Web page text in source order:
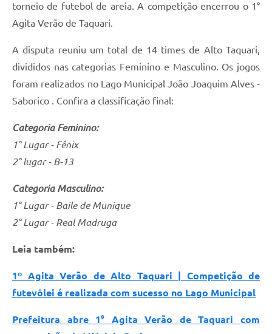
torneio de futebol de areia. A competição encerrou o 1°
Agita Verão de Taquari.
A disputa reuniu um total de 14 times de Alto Taquari,
divididos nas categorias Feminino e Masculino. Os jogos
foram realizados no Lago Municipal João Joaquim Alves -
Saborico . Confira a classificação final:
Categoria Feminino:
1° Lugar - Fênix
2° lugar - B-13
Categoria Masculino:
1° Lugar - Baile de Munique
2° Lugar - Real Madruga
Leia também:
1º Agita Verão de Alto Taquari | Competição de
futevôlei é realizada com sucesso no Lago Municipal
Prefeitura abre 1° Agita Verão de Taquari com